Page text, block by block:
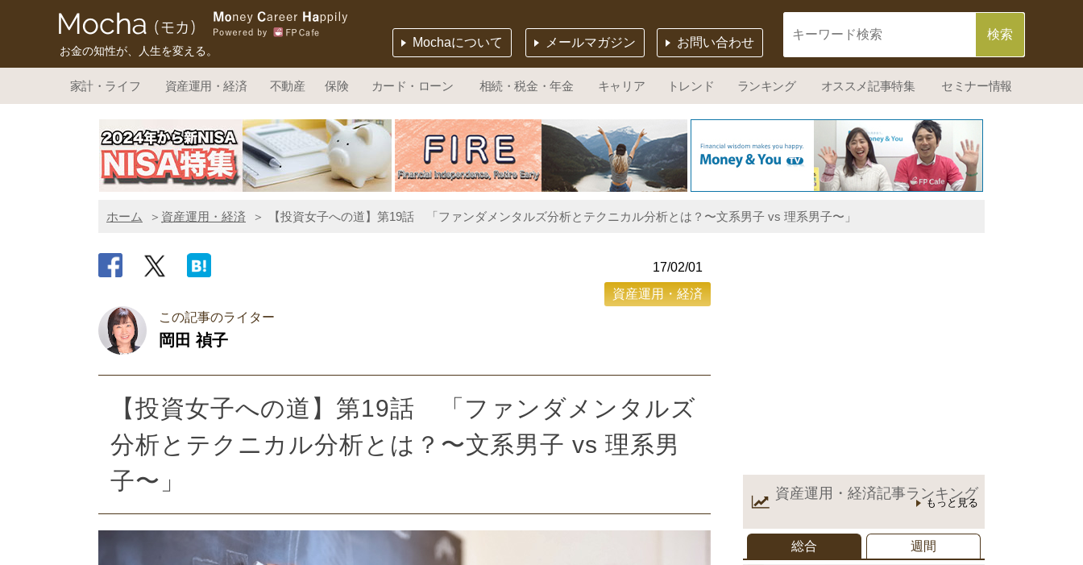
お金の知性が、人生を変える。
お問い合わせ
メールマガジン
Mochaについて
家計・ライフ 資産運用・経済 不動産 保険 カード・ローン 相続・税金・年金 キャリア トレンド ランキング オススメ記事特集 セミナー情報
ホーム 資産運用・経済 【投資女子への道】第19話 「ファンダメンタルズ分析とテクニカル分析とは？〜文系男子 vs 理系男子〜」
17/02/01
資産運用・経済
この記事のライター
岡田 禎子
【投資女子への道】第19話 「ファンダメンタルズ
分析とテクニカル分析とは？〜文系男子 vs 理系男
子〜」
資産運用・経済記事ランキング
もっと見る
総合 週間